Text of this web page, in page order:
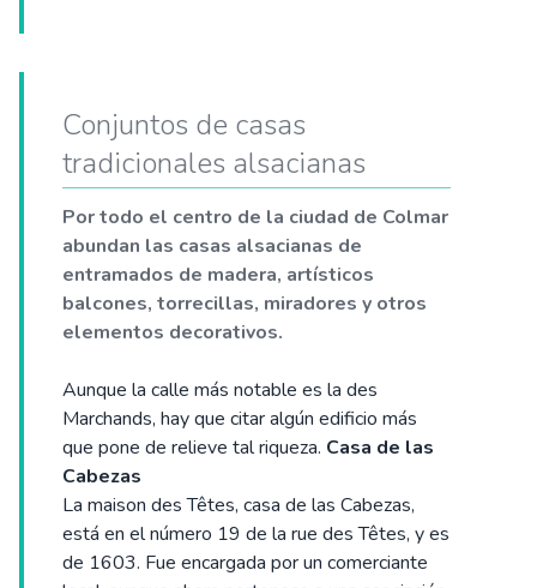
Conjuntos de casas
tradicionales alsacianas
Por todo el centro de la ciudad de Colmar
abundan las casas alsacianas de
entramados de madera, artísticos
balcones, torrecillas, miradores y otros
elementos decorativos.
Aunque la calle más notable es la des
Marchands, hay que citar algún edificio más
que pone de relieve tal riqueza. Casa de las
Cabezas
La maison des Têtes, casa de las Cabezas,
está en el número 19 de la rue des Têtes, y es
de 1603. Fue encargada por un comerciante